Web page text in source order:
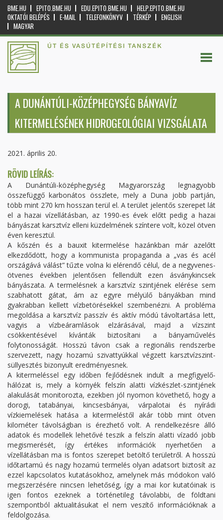
BME.HU EPITO.BME.HU EDU.EPITO.BME.HU
HELP.EPITO.BME.HU
OKTATÓI BELÉPÉS
E-MAIL TELEFONKÖNYV TÉRKÉP
ENGLISH
MAGYAR
ÚT ÉS VASÚTÉPÍTÉSI TANSZÉK
A DUNÁNTÚLI-KÖZÉPHEGYSÉG BÁNYAVÍZ
KITERMELÉSÉNEK HIDROGEOLÓGIAI VIZSGÁLATA
2021. április 20.
RÖVID LEÍRÁS:
A Dunántúli-középhegység Magyarország legnagyobb
összefüggő karbonátos összlete, mely a Duna jobb partján,
több mint 270 km hosszan terül el. A terület jelentős szerepet lát
el a hazai vízellátásban, az 1990-es évek előtt pedig a hazai
bányászat karsztvíz elleni küzdelmének színtere volt, közel ötven
éven keresztül.
A kőszén és a bauxit kitermelése hazánkban már azelőtt
elkezdődött, hogy a kommunista propaganda a „vas és acél
országává válást” tűzte volna ki elérendő célul, de a negyvenes-
ötvenes években jelentősen fellendült ezen ásványkincsek
bányászata. A termelésnek a karsztvíz szintjének elérése sem
szabhatott gátat, ám az egyre mélyülő bányákban mind
gyakrabban kellett vízbetörésekkel szembenézni. A probléma
megoldása a karsztvíz passzív és aktív módú távoltartása lett,
vagyis a vízbeáramlások elzárásával, majd a vízszint
csökkentésével kívánták biztosítani a bányaművelés
folytonosságát. Hosszú távon csak a regionális rendszerbe
szervezett, nagy hozamú szivattyúkkal végzett karsztvízszint-
süllyesztés bizonyult eredményesnek.
A kitermeléssel egy időben fejlődésnek indult a megfigyelő-
hálózat is, mely a környék felszín alatti vízkészlet-szintjének
alakulását monitorozta, ezekben jól nyomon követhető, hogy a
dorogi, tatabányai, kincsesbányai, várpalotai és nyírádi
vízkiemelések hatása a kitermeléstől akár több mint ötven
kilométer távolságban is érezhető volt. A rendelkezésre álló
adatok és modellek lehetővé teszik a felszín alatti vízadó jobb
megismerését, így értékes információk nyerhetően a
vízellátásban ma is fontos szerepet betöltő területről. A hosszú
időtartamú és nagy hozamú termelés olyan adatsort biztosít az
ezzel kapcsolatos kutatásokhoz, amelynek más módokon való
megszerzésére nincsen lehetőség, így a mai kor kutatóinak is
igen fontos ezeknek a történetileg távolabbi, de földtani
szempontból aktualitásukat el nem veszítő információknak a
feldolgozása.